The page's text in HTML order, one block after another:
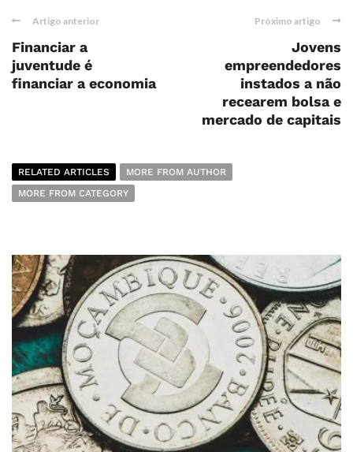
Artigo anterior
Financiar a
juventude é
financiar a economia
Próximo artigo
Jovens
empreendedores
instados a não
recearem bolsa e
mercado de capitais
RELATED ARTICLES
MORE FROM AUTHOR
MORE FROM CATEGORY